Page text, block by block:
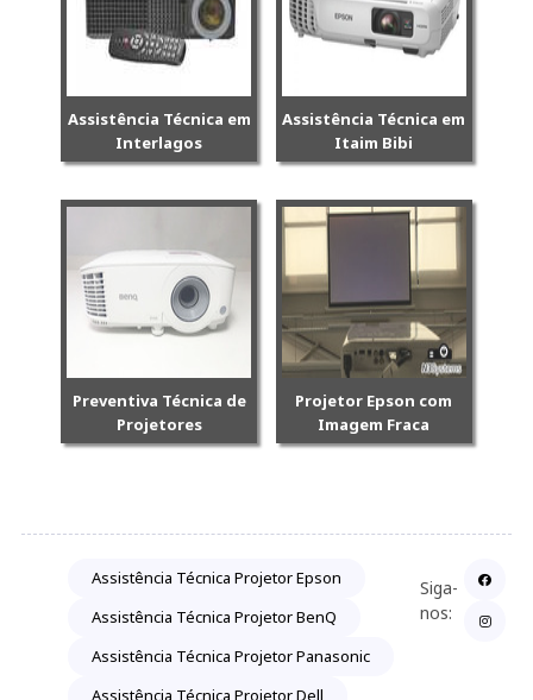
Assistência Técnica em
Interlagos
Assistência Técnica em
Itaim Bibi
Preventiva Técnica de
Projetores
Projetor Epson com
Imagem Fraca
Assistência Técnica Projetor Epson
Assistência Técnica Projetor BenQ
Assistência Técnica Projetor Panasonic
Siga-
nos: